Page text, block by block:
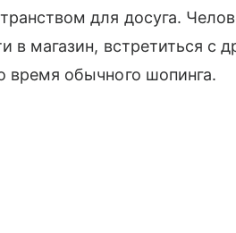
для досуга.
в магазин, встретиться
время обычного шопинга.